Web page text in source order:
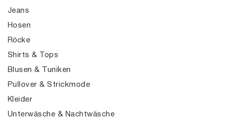
Jeans
Hosen
Röcke
Shirts & Tops
Blusen & Tuniken
Pullover & Strickmode
Kleider
Unterwäsche & Nachtwäsche